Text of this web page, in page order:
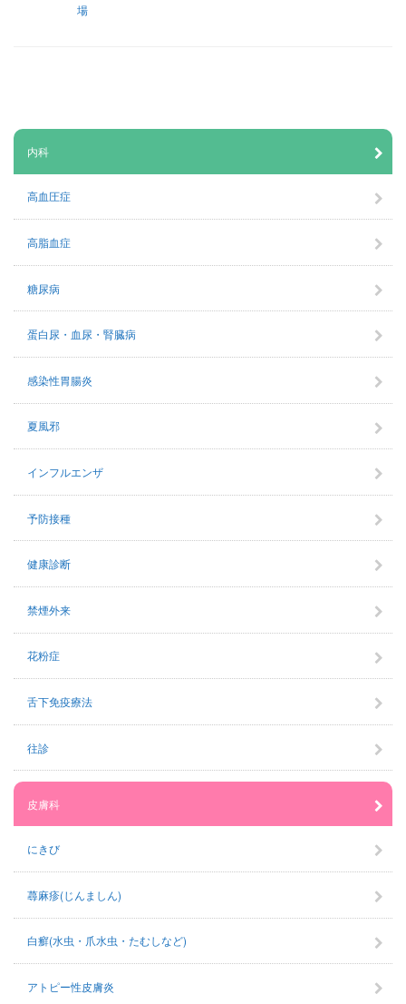
場
内科
高血圧症
高脂血症
糖尿病
蛋白尿・血尿・腎臓病
感染性胃腸炎
夏風邪
インフルエンザ
予防接種
健康診断
禁煙外来
花粉症
舌下免疫療法
往診
皮膚科
にきび
蕁麻疹(じんましん)
白癬(水虫・爪水虫・たむしなど)
アトピー性皮膚炎